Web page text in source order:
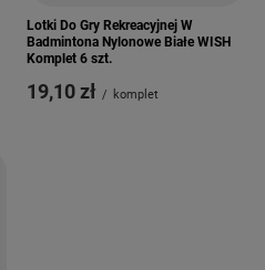
Lotki Do Gry Rekreacyjnej W
Badmintona Nylonowe Białe WISH
Komplet 6 szt.
19,10 zł / komplet